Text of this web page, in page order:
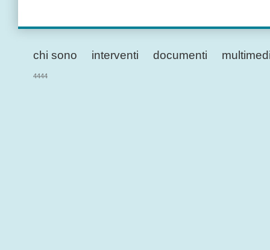
chi sono interventi documenti
4444